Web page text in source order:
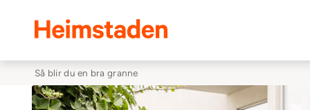
Heimstaden
Så blir du en bra granne